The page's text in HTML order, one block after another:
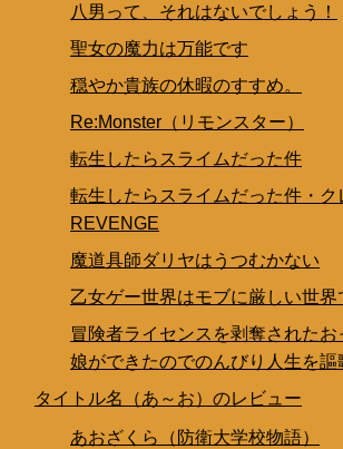
八男って、それはないでしょう！
聖女の魔力は万能です
穏やか貴族の休暇のすすめ。
Re:Monster（リモンスター）
転生したらスライムだった件
転生したらスライムだった件・ク
REVENGE
魔道具師ダリヤはうつむかない
乙女ゲー世界はモブに厳しい世界
冒険者ライセンスを剥奪された
娘ができたのでのんびり人生を謳
タイトル名（あ～お）のレビュー
あおざくら（防衛大学校物語）